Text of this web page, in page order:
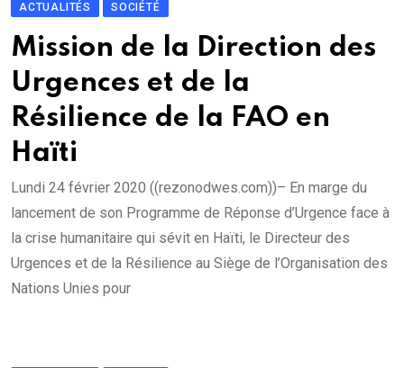
ACTUALITÉS SOCIÉTÉ
Mission de la Direction des
Urgences et de la
Résilience de la FAO en
Haïti
Lundi 24 février 2020 ((rezonodwes.com))– En marge du
lancement de son Programme de Réponse d’Urgence face à
la crise humanitaire qui sévit en Haïti, le Directeur des
Urgences et de la Résilience au Siège de l’Organisation des
Nations Unies pour